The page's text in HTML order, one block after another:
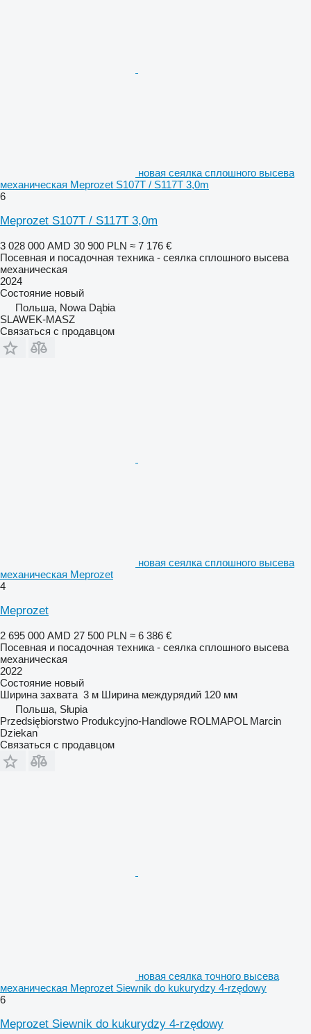
новая сеялка сплошного высева
механическая Meprozet S107T / S117T 3,0m
6
Meprozet S107T / S117T 3,0m
3 028 000 AMD 30 900 PLN ≈ 7 176 €
Посевная и посадочная техника - сеялка сплошного высева
механическая
2024
Состояние новый
Польша, Nowa Dąbia
SLAWEK-MASZ
Связаться с продавцом
новая сеялка сплошного высева
механическая Meprozet
4
Meprozet
2 695 000 AMD 27 500 PLN ≈ 6 386 €
Посевная и посадочная техника - сеялка сплошного высева
механическая
2022
Состояние новый
Ширина захвата 3 м Ширина междурядий 120 мм
Польша, Słupia
Przedsiębiorstwo Produkcyjno-Handlowe ROLMAPOL Marcin
Dziekan
Связаться с продавцом
новая сеялка точного высева
механическая Meprozet Siewnik do kukurydzy 4-rzędowy
6
Meprozet Siewnik do kukurydzy 4-rzędowy